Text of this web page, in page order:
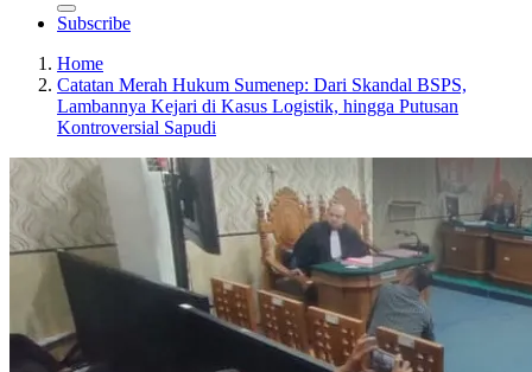
Subscribe
Home
Catatan Merah Hukum Sumenep: Dari Skandal BSPS,
Lambannya Kejari di Kasus Logistik, hingga Putusan
Kontroversial Sapudi